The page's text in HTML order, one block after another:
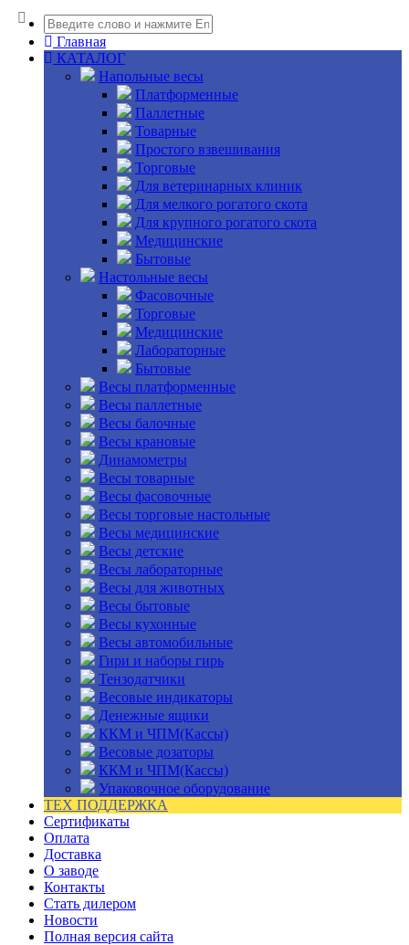
Главная
КАТАЛОГ
Напольные весы
Платформенные
Паллетные
Товарные
Простого взвешивания
Торговые
Для ветеринарных клиник
Для мелкого рогатого скота
Для крупного рогатого скота
Медицинские
Бытовые
Настольные весы
Фасовочные
Торговые
Медицинские
Лабораторные
Бытовые
Весы платформенные
Весы паллетные
Весы балочные
Весы крановые
Динамометры
Весы товарные
Весы фасовочные
Весы торговые настольные
Весы медицинские
Весы детские
Весы лабораторные
Весы для животных
Весы бытовые
Весы кухонные
Весы автомобильные
Гири и наборы гирь
Тензодатчики
Весовые индикаторы
Денежные ящики
ККМ и ЧПМ(Кассы)
Весовые дозаторы
ККМ и ЧПМ(Кассы)
Упаковочное оборудование
ТЕХ ПОДДЕРЖКА
Сертификаты
Оплата
Доставка
О заводе
Контакты
Стать дилером
Новости
Полная версия сайта